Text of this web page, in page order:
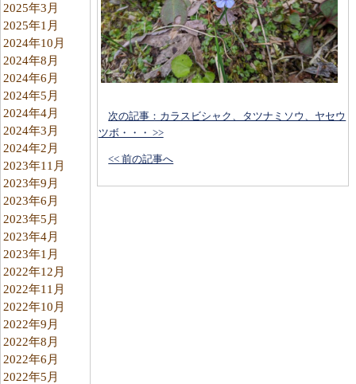
2025年3月
2025年1月
2024年10月
2024年8月
2024年6月
2024年5月
2024年4月
2024年3月
2024年2月
2023年11月
2023年9月
2023年6月
2023年5月
2023年4月
2023年1月
2022年12月
2022年11月
2022年10月
2022年9月
2022年8月
2022年6月
2022年5月
次の記事：カラスビシャク、タツナミソウ、ヤセウ
ツボ・・・ >>
<< 前の記事へ